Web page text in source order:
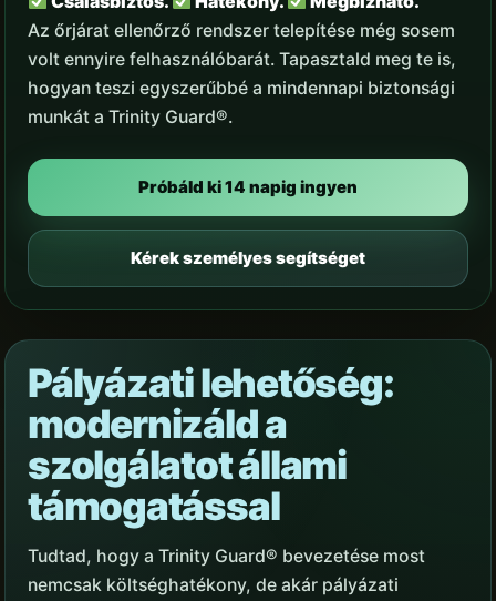
Az őrjárat ellenőrző rendszer telepítése még sosem
volt ennyire felhasználóbarát. Tapasztald meg te is,
hogyan teszi egyszerűbbé a mindennapi biztonsági
munkát a Trinity Guard®.
Próbáld ki 14 napig ingyen
Kérek személyes segítséget
Pályázati lehetőség:
modernizáld a
szolgálatot állami
támogatással
Tudtad, hogy a Trinity Guard® bevezetése most
nemcsak költséghatékony, de akár pályázati